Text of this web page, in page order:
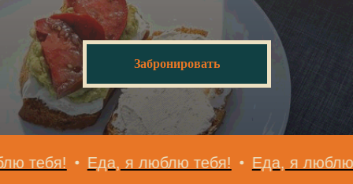
Забронировать
Еда, я люблю тебя! Еда, я люблю тебя!